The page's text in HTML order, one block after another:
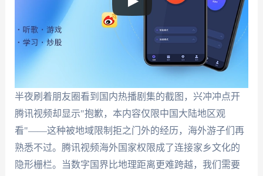
半夜刷着朋友圈看到国内热播剧集的截图，兴冲冲点开
腾讯视频却显示"抱歉，本内容仅限中国大陆地区观
看"——这种被地域限制拒之门外的经历，海外游子们再
熟悉不过。腾讯视频海外国家权限成了连接家乡文化的
隐形栅栏。当数字国界比地理距离更难跨越，我们需要